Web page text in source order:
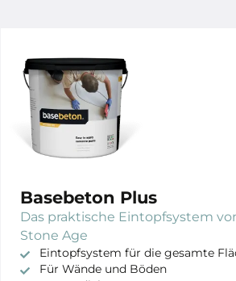
Basebeton Plus
Das praktische Eintopfsystem
Stone Age
Eintopfsystem für die gesamte
Für Wände und Böden